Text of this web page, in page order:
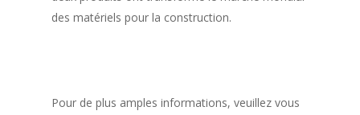
des matériels pour la construction.
Pour de plus amples informations, veuillez vous